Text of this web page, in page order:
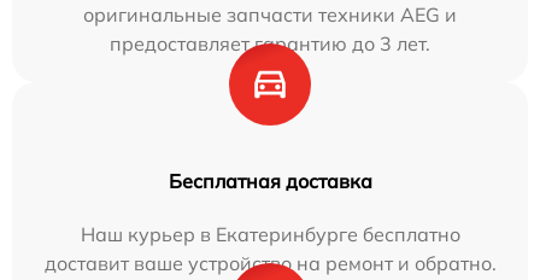
оригинальные запчасти техники AEG и
предоставляет гарантию до 3 лет.
Бесплатная доставка
Наш курьер в Екатеринбурге бесплатно
доставит ваше устройство на ремонт и обратно.